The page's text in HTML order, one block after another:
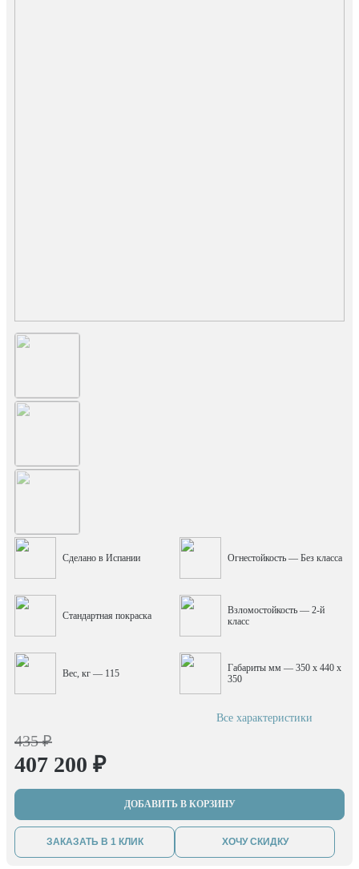
Сделано в Испании Огнестойкость — Без класса
Стандартная покраска
Взломостойкость — 2-й
класс
Вес, кг — 115
Габариты мм — 350 x 440 x
350
Все характеристики
435 ₽
407 200 ₽
ДОБАВИТЬ В КОРЗИНУ
ЗАКАЗАТЬ В 1 КЛИК ХОЧУ СКИДКУ